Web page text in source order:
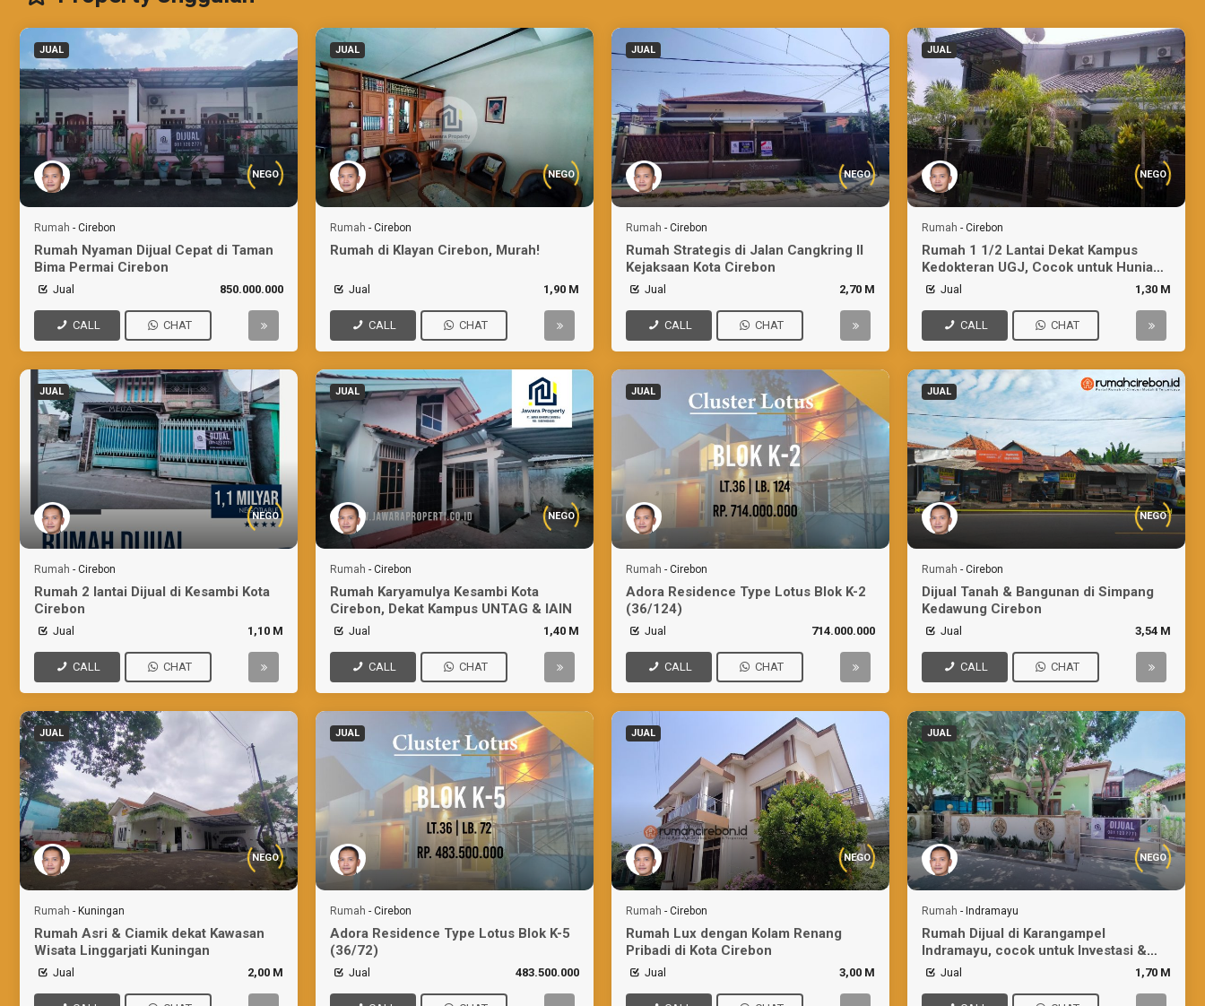
JUAL
NEGO
Rumah - Cirebon
Rumah Nyaman Dijual Cepat di Taman
Bima Permai Cirebon
Jual 850.000.000
CALL CHAT
JUAL
NEGO
Rumah - Cirebon
Rumah di Klayan Cirebon, Murah!
Jual 1,90 M
CALL CHAT
JUAL
NEGO
Rumah - Cirebon
Rumah Strategis di Jalan Cangkring II
Kejaksaan Kota Cirebon
Jual 2,70 M
CALL CHAT
JUAL
NEGO
Rumah - Cirebon
Rumah 1 1/2 Lantai Dekat Kampus
Kedokteran UGJ, Cocok untuk Hunian/
Kostan
Jual 1,30 M
CALL CHAT
JUAL
NEGO
Rumah - Cirebon
Rumah 2 lantai Dijual di Kesambi Kota
Cirebon
Jual 1,10 M
CALL CHAT
JUAL
NEGO
Rumah - Cirebon
Rumah Karyamulya Kesambi Kota
Cirebon, Dekat Kampus UNTAG & IAIN
Jual 1,40 M
CALL CHAT
JUAL
Rumah - Cirebon
Adora Residence Type Lotus Blok K-2
(36/124)
Jual 714.000.000
CALL CHAT
JUAL
NEGO
Rumah - Cirebon
Dijual Tanah & Bangunan di Simpang
Kedawung Cirebon
Jual 3,54 M
CALL CHAT
JUAL
NEGO
Rumah - Kuningan
Rumah Asri & Ciamik dekat Kawasan
Wisata Linggarjati Kuningan
Jual 2,00 M
JUAL
Rumah - Cirebon
Adora Residence Type Lotus Blok K-5
(36/72)
Jual 483.500.000
JUAL
NEGO
Rumah - Cirebon
Rumah Lux dengan Kolam Renang
Pribadi di Kota Cirebon
Jual 3,00 M
JUAL
NEGO
Rumah - Indramayu
Rumah Dijual di Karangampel
Indramayu, cocok untuk Investasi &
Bisnis
Jual 1,70 M